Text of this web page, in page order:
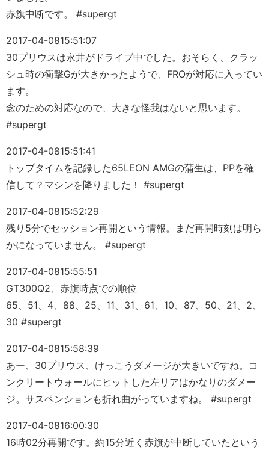
赤旗中断です。 #supergt
2017-04-0815:51:07
30プリウスは永井がドライブ中でした。おそらく、クラッ
シュ時の衝撃Gが大きかったようで、FROが対応に入ってい
ます。
念のための対応なので、大きな怪我はないと思います。
#supergt
2017-04-0815:51:41
トップタイムを記録した65LEON AMGの蒲生は、PPを確
信して？マシンを降りました！ #supergt
2017-04-0815:52:29
残り5分でセッション再開という情報。まだ再開時刻は明ら
かになっていません。 #supergt
2017-04-0815:55:51
GT300Q2、赤旗時点での順位
65、51、4、88、25、11、31、61、10、87、50、21、2、
30 #supergt
2017-04-0815:58:39
あー、30プリウス、けっこうダメージが大きいですね。コ
ンクリートウォールにヒットした左リアはかなりのダメー
ジ。サスペンションも折れ曲がっていますね。 #supergt
2017-04-0816:00:30
16時02分再開です。約15分近く赤旗が中断していたという